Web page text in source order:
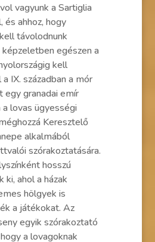
vagyunk a Sartiglia
és ahhoz, hogy
távolodnunk
egészen a
kell
IX. században a mór
granadai emír
lovas ügyességi
Keresztelő
alkalmából
szórakoztatására.
hosszú
ahol a házak
hölgyek is
a játékokat. Az
egyik szórakoztató
a lovagoknak